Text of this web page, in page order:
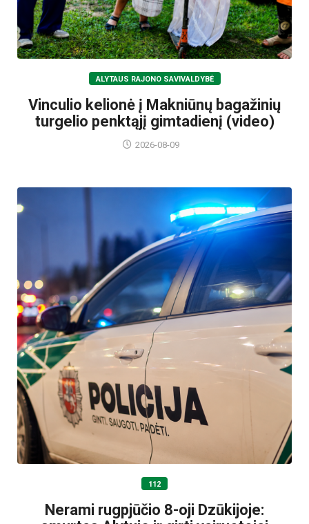
ALYTAUS RAJONO SAVIVALDYBĖ
Vinculio kelionė į Makniūnų bagažinių
turgelio penktąjį gimtadienį (video)
2026-08-09
112
Nerami rugpjūčio 8-oji Dzūkijoje: